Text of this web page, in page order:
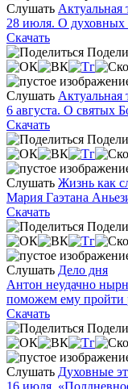
Слушать Актуальная
28 июля. О духовных
Скачать
Слушать Актуальная
6 августа. О святых
Скачать
Слушать Жизнь как
Мария Гаэтана
Скачать
Слушать Дело дня
Антон неудачно
поможем ему пройти
Скачать
Слушать Духовные
16 июля.